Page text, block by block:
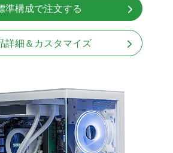
Windows11 Home 64bit
準構成で注文する
詳細＆カスタマイズ